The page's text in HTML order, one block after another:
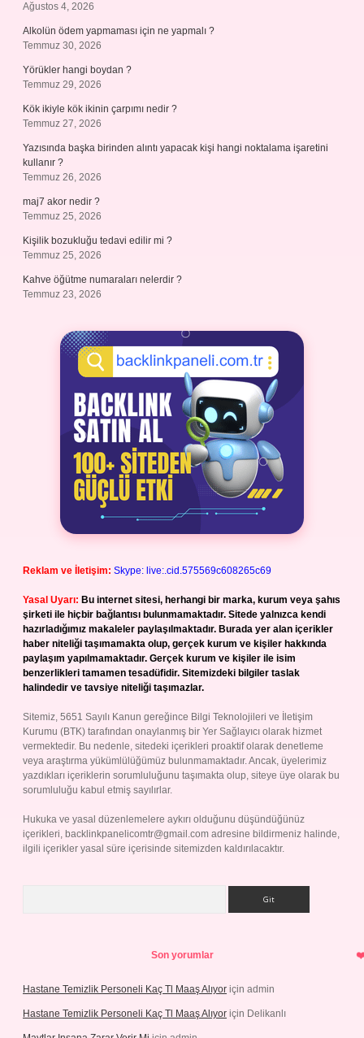
Ağustos 4, 2026
Alkolün ödem yapmaması için ne yapmalı ?
Temmuz 30, 2026
Yörükler hangi boydan ?
Temmuz 29, 2026
Kök ikiyle kök ikinin çarpımı nedir ?
Temmuz 27, 2026
Yazısında başka birinden alıntı yapacak kişi hangi noktalama işaretini
kullanır ?
Temmuz 26, 2026
maj7 akor nedir ?
Temmuz 25, 2026
Kişilik bozukluğu tedavi edilir mi ?
Temmuz 25, 2026
Kahve öğütme numaraları nelerdir ?
Temmuz 23, 2026
Reklam ve İletişim: Skype: live:.cid.575569c608265c69
Yasal Uyarı: Bu internet sitesi, herhangi bir marka, kurum veya şahıs
şirketi ile hiçbir bağlantısı bulunmamaktadır. Sitede yalnızca kendi
hazırladığımız makaleler paylaşılmaktadır. Burada yer alan içerikler
haber niteliği taşımamakta olup, gerçek kurum ve kişiler hakkında
paylaşım yapılmamaktadır. Gerçek kurum ve kişiler ile isim
benzerlikleri tamamen tesadüfidir. Sitemizdeki bilgiler taslak
halindedir ve tavsiye niteliği taşımazlar.
Sitemiz, 5651 Sayılı Kanun gereğince Bilgi Teknolojileri ve İletişim
Kurumu (BTK) tarafından onaylanmış bir Yer Sağlayıcı olarak hizmet
vermektedir. Bu nedenle, sitedeki içerikleri proaktif olarak denetleme
veya araştırma yükümlülüğümüz bulunmamaktadır. Ancak, üyelerimiz
yazdıkları içeriklerin sorumluluğunu taşımakta olup, siteye üye olarak bu
sorumluluğu kabul etmiş sayılırlar.
Hukuka ve yasal düzenlemelere aykırı olduğunu düşündüğünüz
içerikleri, backlinkpanelicomtr@gmail.com adresine bildirmeniz halinde,
ilgili içerikler yasal süre içerisinde sitemizden kaldırılacaktır.
Son yorumlar
Hastane Temizlik Personeli Kaç Tl Maaş Alıyor için admin
Hastane Temizlik Personeli Kaç Tl Maaş Alıyor için Delikanlı